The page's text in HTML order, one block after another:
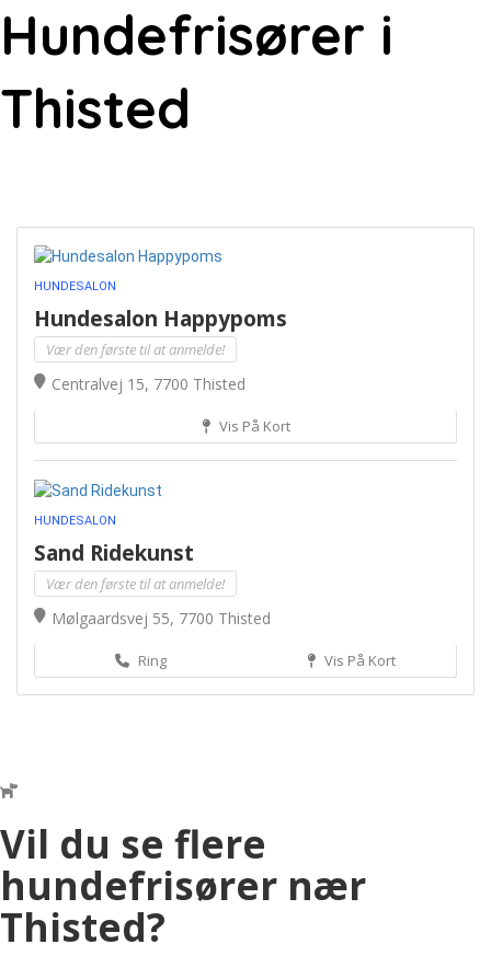
Hundefrisører i
Thisted
HUNDESALON
Hundesalon Happypoms
Vær den første til at anmelde!
Centralvej 15, 7700 Thisted
Vis På Kort
HUNDESALON
Sand Ridekunst
Vær den første til at anmelde!
Mølgaardsvej 55, 7700 Thisted
Ring Vis På Kort
Vil du se flere
hundefrisører nær
Thisted?